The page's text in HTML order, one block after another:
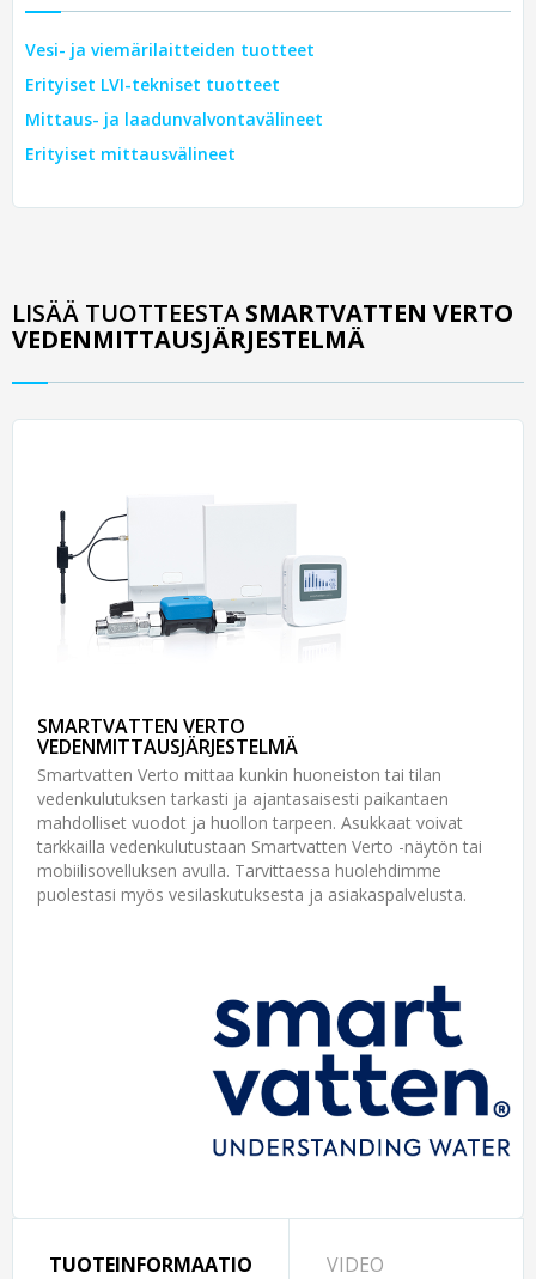
Vesi- ja viemärilaitteiden tuotteet
Erityiset LVI-tekniset tuotteet
Mittaus- ja laadunvalvontavälineet
Erityiset mittausvälineet
LISÄÄ TUOTTEESTA SMARTVATTEN VERTO
VEDENMITTAUSJÄRJESTELMÄ
SMARTVATTEN VERTO
VEDENMITTAUSJÄRJESTELMÄ
Smartvatten Verto mittaa kunkin huoneiston tai tilan
vedenkulutuksen tarkasti ja ajantasaisesti paikantaen
mahdolliset vuodot ja huollon tarpeen. Asukkaat voivat
tarkkailla vedenkulutustaan Smartvatten Verto -näytön tai
mobiilisovelluksen avulla. Tarvittaessa huolehdimme
puolestasi myös vesilaskutuksesta ja asiakaspalvelusta.
TUOTEINFORMAATIO VIDEO